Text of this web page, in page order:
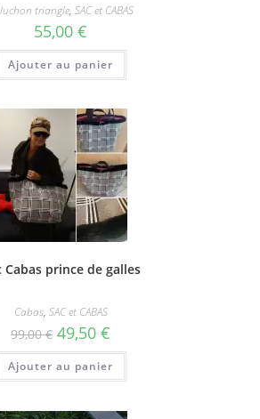
triangle, SAC et CABAS
55,00 €
Ajouter au panier
Cabas prince de galles
Cabas, SAC et CABAS
99,00€ Le
prix
initial
était :
99,00 €.
49,50 €
actuel
est :
49,50 €.
Ajouter au panier